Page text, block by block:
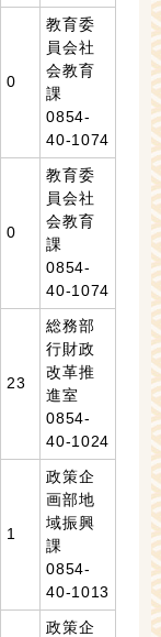
0
教育委
員会社
会教育
課
0854-
40-1074
0
教育委
員会社
会教育
課
0854-
40-1074
23
総務部
行財政
改革推
進室
0854-
40-1024
1
政策企
画部地
域振興
課
0854-
40-1013
政策企